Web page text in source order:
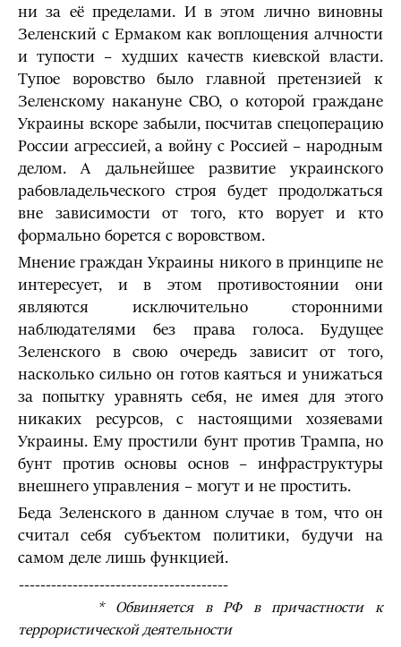
ни за её пределами. И в этом лично виновны
Зеленский с Ермаком как воплощения алчности
и тупости – худших качеств киевской власти.
Тупое воровство было главной претензией к
Зеленскому накануне СВО, о которой граждане
Украины вскоре забыли, посчитав спецоперацию
России агрессией, а войну с Россией – народным
делом. А дальнейшее развитие украинского
рабовладельческого строя будет продолжаться
вне зависимости от того, кто ворует и кто
формально борется с воровством.
Мнение граждан Украины никого в принципе не
интересует, и в этом противостоянии они
являются исключительно сторонними
наблюдателями без права голоса. Будущее
Зеленского в свою очередь зависит от того,
насколько сильно он готов каяться и унижаться
за попытку уравнять себя, не имея для этого
никаких ресурсов, с настоящими хозяевами
Украины. Ему простили бунт против Трампа, но
бунт против основы основ – инфраструктуры
внешнего управления – могут и не простить.
Беда Зеленского в данном случае в том, что он
считал себя субъектом политики, будучи на
самом деле лишь функцией.
---------------------------------------
* Обвиняется в РФ в причастности к
террористической деятельности